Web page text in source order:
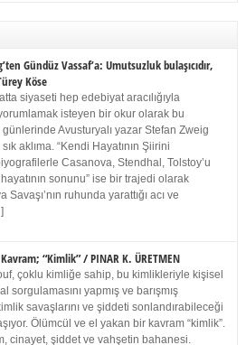
Gündüz Vassaf’a: Umutsuzluk bulaşıcıdır,
Köse
siyaseti hep edebiyat aracılığıyla
isteyen bir okur olarak bu
Avusturyalı yazar Stefan Zweig
aklıma. “Kendi Hayatının Şiirini
Casanova, Stendhal, Tolstoy’u
sonunu” ise bir trajedi olarak
ruhunda yarattığı acı ve
“Kimlik” / PINAR K. ÜRETMEN
çoklu kimliğe sahip, bu kimlikleriyle kişisel
sorgulamasını yapmış ve barışmış
savaşlarını ve şiddeti sonlandırabileceği
Ölümcül ve el yakan bir kavram “kimlik”.
cinayet, şiddet ve vahşetin bahanesi.